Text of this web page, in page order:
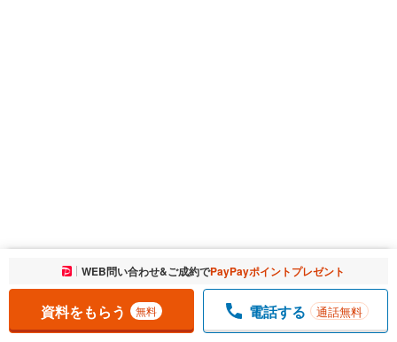
お気に入りに追加しました。 一覧を開く
WEB問い合わせ&ご成約でPayPayポイントプレゼント
資料をもらう 無料 電話する 通話無料